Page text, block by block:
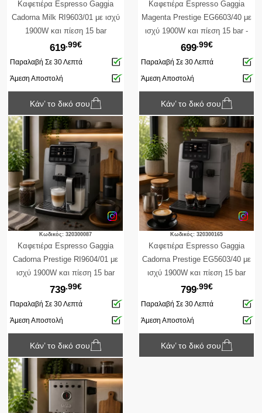
Καφετιέρα Espresso Gaggia
Cadorna Milk RI9603/01 με ισχύ
1900W και πίεση 15 bar
619.99€
Παραλαβή Σε 30 Λεπτά
Άμεση Αποστολή
Κάν’ το δικό σου
Καφετιέρα Espresso Gaggia
Magenta Prestige EG6603/40 με
ισχύ 1900W και πίεση 15 bar -
Grey
699.99€
Παραλαβή Σε 30 Λεπτά
Άμεση Αποστολή
Κάν’ το δικό σου
Κωδικός: 320300087
Καφετιέρα Espresso Gaggia
Cadorna Prestige RI9604/01 με
ισχύ 1900W και πίεση 15 bar
739.99€
Παραλαβή Σε 30 Λεπτά
Άμεση Αποστολή
Κάν’ το δικό σου
Κωδικός: 320300165
Καφετιέρα Espresso Gaggia
Cadorna Prestige EG5603/40 με
ισχύ 1900W και πίεση 15 bar
799.99€
Παραλαβή Σε 30 Λεπτά
Άμεση Αποστολή
Κάν’ το δικό σου